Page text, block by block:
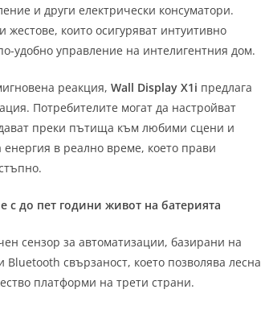
и други електрически консуматори.
жестове, които осигуряват интуитивно
удобно управление на интелигентния дом.
реакция, Wall Display X1i предлага
Потребителите могат да настройват
преки пътища към любими сцени и
в реално време, което прави
с до пет години живот на батерията
сензор за автоматизации, базирани на
свързаност, което позволява лесна
платформи на трети страни.